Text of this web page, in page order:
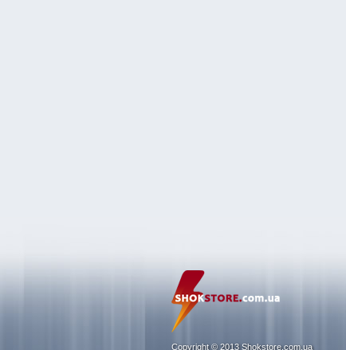
Copyright © 2013 Shokstore.com.ua